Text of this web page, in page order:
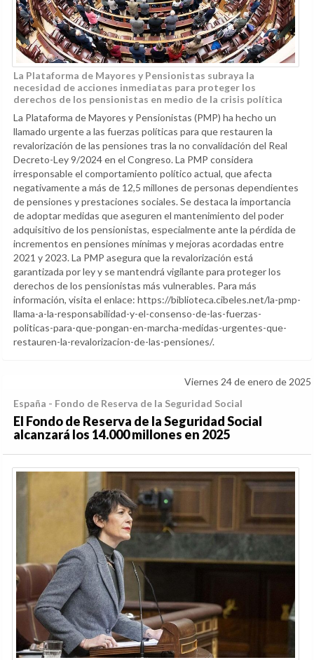
La Plataforma de Mayores y Pensionistas subraya la
necesidad de acciones inmediatas para proteger los
derechos de los pensionistas en medio de la crisis política
La Plataforma de Mayores y Pensionistas (PMP) ha hecho un
llamado urgente a las fuerzas políticas para que restauren la
revalorización de las pensiones tras la no convalidación del Real
Decreto-Ley 9/2024 en el Congreso. La PMP considera
irresponsable el comportamiento político actual, que afecta
negativamente a más de 12,5 millones de personas dependientes
de pensiones y prestaciones sociales. Se destaca la importancia
de adoptar medidas que aseguren el mantenimiento del poder
adquisitivo de los pensionistas, especialmente ante la pérdida de
incrementos en pensiones mínimas y mejoras acordadas entre
2021 y 2023. La PMP asegura que la revalorización está
garantizada por ley y se mantendrá vigilante para proteger los
derechos de los pensionistas más vulnerables. Para más
información, visita el enlace: https://biblioteca.cibeles.net/la-pmp-
llama-a-la-responsabilidad-y-el-consenso-de-las-fuerzas-
politicas-para-que-pongan-en-marcha-medidas-urgentes-que-
restauren-la-revalorizacion-de-las-pensiones/.
Viernes 24 de enero de 2025
España - Fondo de Reserva de la Seguridad Social
El Fondo de Reserva de la Seguridad Social
alcanzará los 14.000 millones en 2025